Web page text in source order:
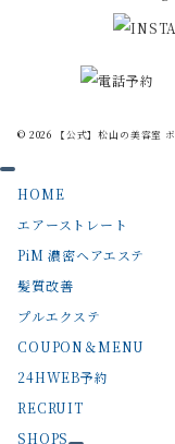
© 2026 【公式】松山の美容室
HOME
エアーストレート
PiM 濃密ヘアエステ
髪質改善
プルエクステ
COUPON＆MENU
24HWEB予約
RECRUIT
SHOPS